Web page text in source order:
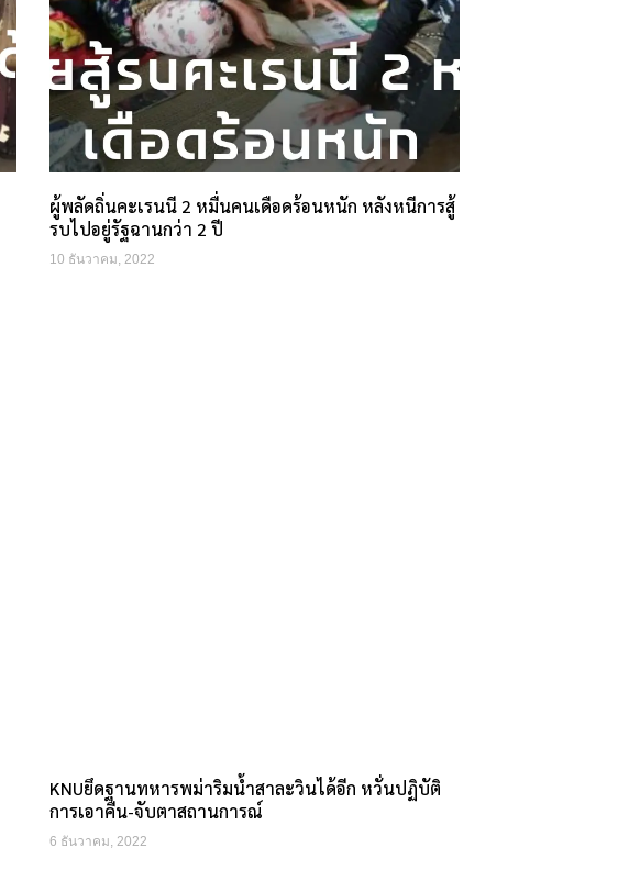
ผู้พลัดถิ่นคะเรนนี 2 หมื่นคนเดือดร้อนหนัก หลังหนีการสู้
รบไปอยู่รัฐฉานกว่า 2 ปี
10 ธันวาคม, 2022
KNUยึดฐานทหารพม่าริมน้ำสาละวินได้อีก หวั่นปฏิบัติ
การเอาคืน-จับตาสถานการณ์
6 ธันวาคม, 2022